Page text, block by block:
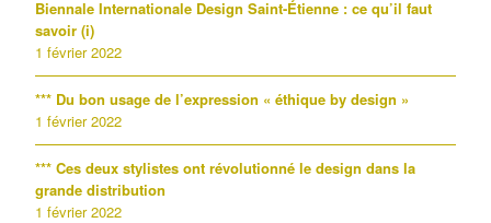
Biennale Internationale Design Saint-Étienne : ce qu’il faut
savoir (i)
1 février 2022
*** Du bon usage de l’expression « éthique by design »
1 février 2022
*** Ces deux stylistes ont révolutionné le design dans la
grande distribution
1 février 2022